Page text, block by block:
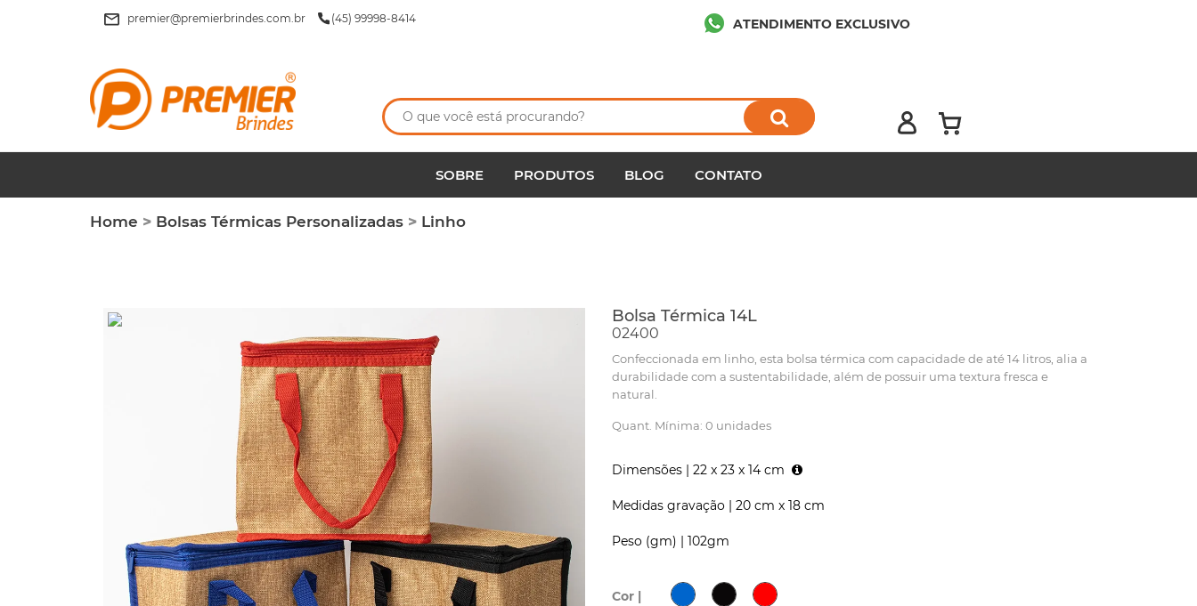
premier@premierbrindes.com.br (45) 99998-8414 ATENDIMENTO EXCLUSIVO
SOBRE PRODUTOS BLOG CONTATO
Home > Bolsas Térmicas Personalizadas > Linho
Bolsa Térmica 14L
02400
Confeccionada em linho, esta bolsa térmica com capacidade de até 14 litros, alia a
durabilidade com a sustentabilidade, além de possuir uma textura fresca e
natural.
Quant. Mínima: 0 unidades
Dimensões | 22 x 23 x 14 cm
Medidas gravação | 20 cm x 18 cm
Peso (gm) | 102gm
Cor |